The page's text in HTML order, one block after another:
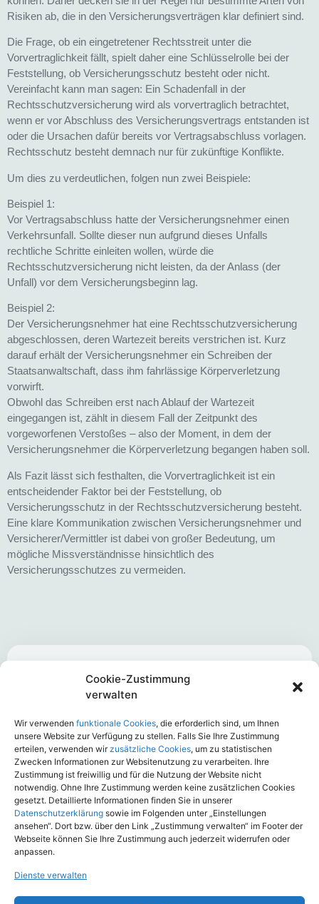
Cookie-Zustimmung
verwalten
Wir verwenden funktionale Cookies, die erforderlich sind, um Ihnen
unsere Website zur Verfügung zu stellen. Falls Sie Ihre Zustimmung
erteilen, verwenden wirzusätzliche Cookies, um zu statistischen
Zwecken Informationen zur Websitenutzung zu verarbeiten. Ihre
Zustimmung ist freiwillig und für die Nutzung der Website nicht
notwendig. Ohne Ihre Zustimmung werden keine zusätzlichen Cookies
gesetzt. Detaillierte Informationen finden Sie in unserer
Datenschutzerklärung sowie im Folgenden unter „Einstellungen
ansehen“. Dort bzw. über den Link „Zustimmung verwalten“ im Footer der
Webseite können Sie Ihre Zustimmung auch jederzeit widerrufen oder
anpassen.
Dienste verwalten
Risiken ab, die in den Versicherungsverträgen klar definiert sind.
Die Frage, ob ein eingetretener Rechtsstreit unter die
Vorvertraglichkeit fällt, spielt daher eine Schlüsselrolle bei der
Feststellung, ob Versicherungsschutz besteht oder nicht.
Vereinfacht kann man sagen: Ein Schadenfall in der
Rechtsschutzversicherung wird als vorvertraglich betrachtet,
wenn er vor Abschluss des Versicherungsvertrags entstanden ist
oder die Ursachen dafür bereits vor Vertragsabschluss vorlagen.
Rechtsschutz besteht demnach nur für zukünftige Konflikte.
Um dies zu verdeutlichen, folgen nun zwei Beispiele:
Beispiel 1:
Vor Vertragsabschluss hatte der Versicherungsnehmer einen
Verkehrsunfall. Sollte dieser nun aufgrund dieses Unfalls
rechtliche Schritte einleiten wollen, würde die
Rechtsschutzversicherung nicht leisten, da der Anlass (der
Unfall) vor dem Versicherungsbeginn lag.
Beispiel 2:
Der Versicherungsnehmer hat eine Rechtsschutzversicherung
abgeschlossen, deren Wartezeit bereits verstrichen ist. Kurz
darauf erhält der Versicherungsnehmer ein Schreiben der
Staatsanwaltschaft, dass ihm fahrlässige Körperverletzung
vorwirft.
Obwohl das Schreiben erst nach Ablauf der Wartezeit
eingegangen ist, zählt in diesem Fall der Zeitpunkt des
vorgeworfenen Verstoßes – also der Moment, in dem der
Versicherungsnehmer die Körperverletzung begangen haben soll.
Als Fazit lässt sich festhalten, die Vorvertraglichkeit ist ein
entscheidender Faktor bei der Feststellung, ob
Versicherungsschutz in der Rechtsschutzversicherung besteht.
Eine klare Kommunikation zwischen Versicherungsnehmer und
Versicherer/Vermittler ist dabei von großer Bedeutung, um
mögliche Missverständnisse hinsichtlich des
Versicherungsschutzes zu vermeiden.
Scoring-Jahrgang 2026 für
Einkommenssicherung, Pflege-
und Todesfallabsicherung
August 5, 2026
Landeskrankenhilfe V.V.a.G.: LKH-
BeihilfeUpgrade
Juli 31, 2026